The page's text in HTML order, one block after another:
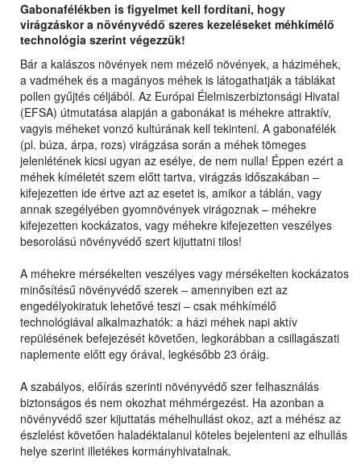
Gabonafélékben is figyelmet kell fordítani, hogy
virágzáskor a növényvédő szeres kezeléseket méhkímélő
technológia szerint végezzük!
Bár a kalászos növények nem mézelő növények, a háziméhek,
a vadméhek és a magányos méhek is látogathatják a táblákat
pollen gyűjtés céljából. Az Európai Élelmiszerbiztonsági Hivatal
(EFSA) útmutatása alapján a gabonákat is méhekre attraktív,
vagyis méheket vonzó kultúrának kell tekinteni. A gabonafélék
(pl. búza, árpa, rozs) virágzása során a méhek tömeges
jelenlétének kicsi ugyan az esélye, de nem nulla! Éppen ezért a
méhek kíméletét szem előtt tartva, virágzás időszakában –
kifejezetten ide értve azt az esetet is, amikor a táblán, vagy
annak szegélyében gyomnövények virágoznak – méhekre
kifejezetten kockázatos, vagy méhekre kifejezetten veszélyes
besorolású növényvédő szert kijuttatni tilos!
A méhekre mérsékelten veszélyes vagy mérsékelten kockázatos
minősítésű növényvédő szerek – amennyiben ezt az
engedélyokiratuk lehetővé teszi – csak méhkímélő
technológiával alkalmazhatók: a házi méhek napi aktív
repülésének befejezését követően, legkorábban a csillagászati
naplemente előtt egy órával, legkésőbb 23 óráig.
A szabályos, előírás szerinti növényvédő szer felhasználás
biztonságos és nem okozhat méhmérgezést. Ha azonban a
növényvédő szer kijuttatás méhelhullást okoz, azt a méhész az
észlelést követően haladéktalanul köteles bejelenteni az elhullás
helye szerint illetékes kormányhivatalnak.